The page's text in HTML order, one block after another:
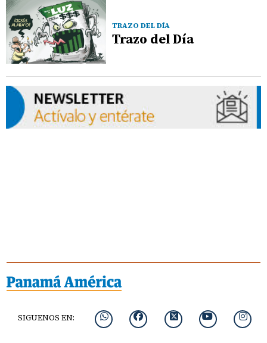
TRAZO DEL DÍA
Trazo del Día
SIGUENOS EN: